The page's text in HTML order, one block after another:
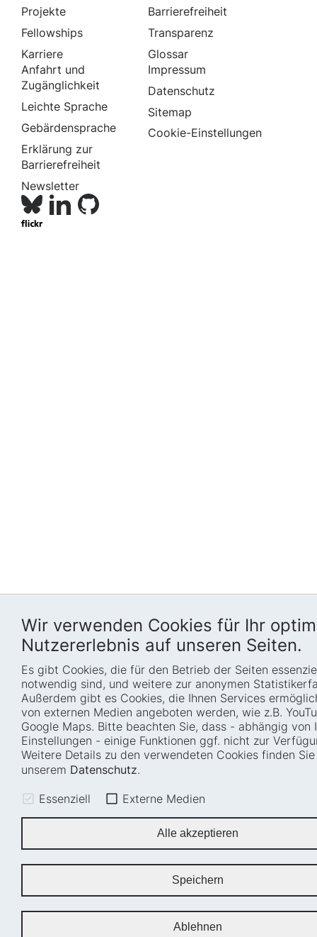
Wir verwenden Cookies für Ihr
Nutzererlebnis auf unseren Seiten.
Es gibt Cookies, die für den Betrieb der Seiten
notwendig sind, und weitere zur anonymen
Außerdem gibt es Cookies, die Ihnen Services
von externen Medien angeboten werden, wie z.B.
Google Maps. Bitte beachten Sie, dass - abhängig von
Einstellungen - einige Funktionen ggf. nicht zur
Weitere Details zu den verwendeten Cookies finden
unserem Datenschutz.
Essenziell Externe Medien
Alle akzeptieren
Speichern
Ablehnen
Projekte
Fellowships
Karriere
Barrierefreiheit
Transparenz
Glossar
Anfahrt und
Zugänglichkeit
Leichte Sprache
Gebärdensprache
Erklärung zur
Barrierefreiheit
Newsletter
Impressum
Datenschutz
Sitemap
Cookie-Einstellungen